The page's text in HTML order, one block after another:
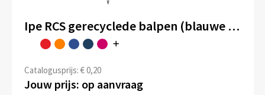
Ipe RCS gerecyclede balpen (blauwe inkt)
Catalogusprijs: € 0,20
Jouw prijs: op aanvraag